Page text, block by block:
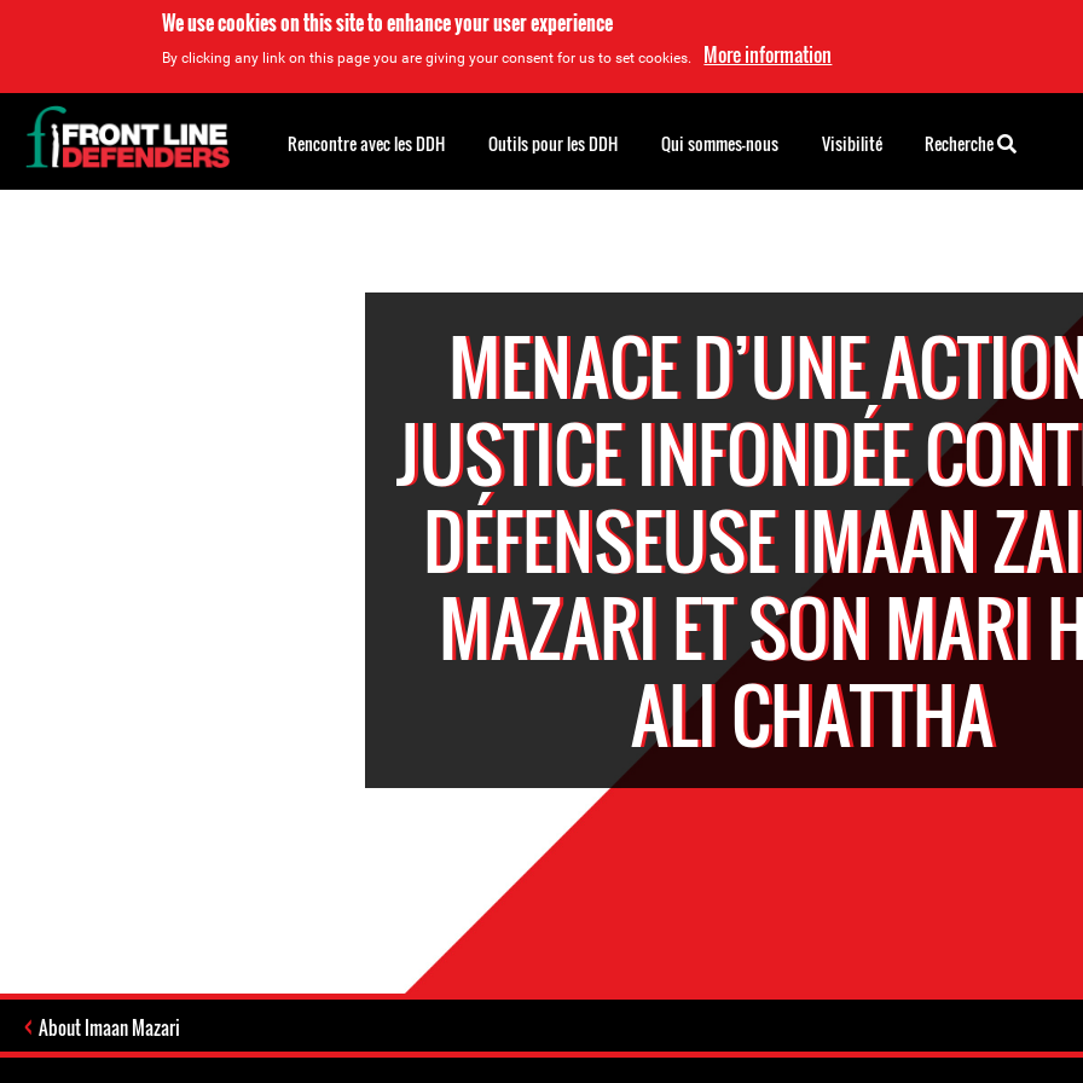
We use cookies on this site to enhance your user experience
By clicking any link on this page you are giving your consent for us to set cookies. More information
MENACE D’UNE
JUSTICE INFONDÉE
DÉFENSEUSE IMAAN
MAZARI ET SON MARI
ALI CHATTHA
About Imaan Mazari
Back
to
top
Rencontre avec les DDH Outils pour les DDH Qui sommes-nous Visibilité Recherche